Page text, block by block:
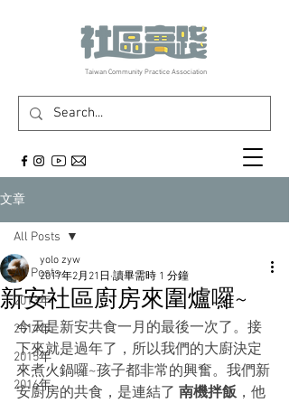
​Taiwan Community Practice Association
文章
All Posts
2013年
2014年
2015年
2016年
All Posts
新安社區廚房來圍爐囉~
yolo zyw
2017年2月21日 讀畢需時 1 分鐘
今天是新安共食一月的最後一次了。接
下來就是過年了，所以我們的大廚決定
來煮火鍋囉~孩子都非常的興奮。我們新
安廚房的共食，是連結了 南機拌飯，他